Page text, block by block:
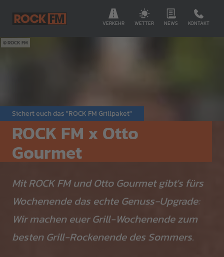
VERKEHR WETTER NEWS KONTAKT
ROCK FM
Sichert euch das "ROCK FM Grillpaket"
ROCK FM x Otto
Gourmet
Mit ROCK FM und Otto Gourmet gibt’s fürs
Wochenende das echte Genuss‑Upgrade:
Wir machen euer Grill-Wochenende zum
besten Grill-Rockenende des Sommers.